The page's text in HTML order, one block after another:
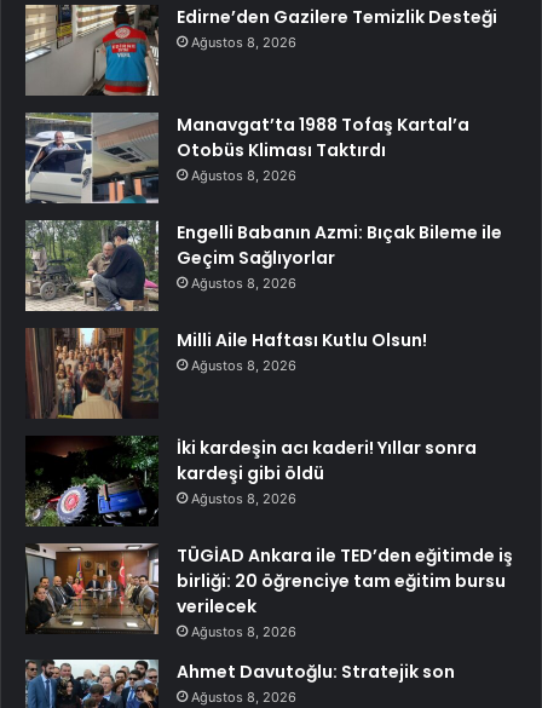
Edirne’den Gazilere Temizlik Desteği
Ağustos 8, 2026
Manavgat’ta 1988 Tofaş Kartal’a
Otobüs Kliması Taktırdı
Ağustos 8, 2026
Engelli Babanın Azmi: Bıçak Bileme ile
Geçim Sağlıyorlar
Ağustos 8, 2026
Milli Aile Haftası Kutlu Olsun!
Ağustos 8, 2026
İki kardeşin acı kaderi! Yıllar sonra
kardeşi gibi öldü
Ağustos 8, 2026
TÜGİAD Ankara ile TED’den eğitimde iş
birliği: 20 öğrenciye tam eğitim bursu
verilecek
Ağustos 8, 2026
Ahmet Davutoğlu: Stratejik son
Ağustos 8, 2026